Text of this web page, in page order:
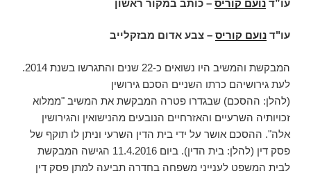
עו”ד נועם קוריס – כותב במקור ראשון
עו"ד נועם קוריס – צבע אדום מבזקלייב
המבקשת והמשיב היו נשואים כ-22 שנים והתגרשו בשנת 2014.
לעת גירושיהם כרתו השניים הסכם גירושין
(להלן: ההסכם) שבגדרו פטרה המבקשת את המשיב "ממלוא
זכויותיה השרעיים והאזרחיים הנובעים מהנישואין והגירושין
אלה". ההסכם אושר על ידי בית הדין השרעי וניתן לו תוקף של
פסק דין (להלן: בית הדין). ביום 11.4.2016 הגישה המבקשת
לבית המשפט לענייני משפחה בחדרה תביעה למתן פסק דין